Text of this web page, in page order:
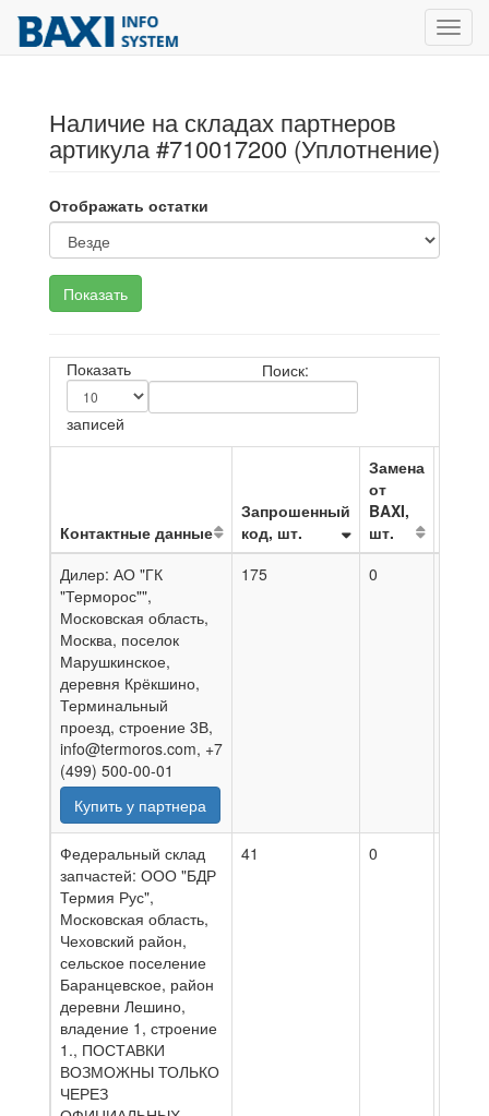
Наличие на складах партнеров
артикула #710017200 (Уплотнение)
Отображать остатки
Показать
записей
Поиск:
Контактные данные
Запрошенный
код, шт.
Замена
от
BAXI,
шт.
Дилер: АО "ГК
"Терморос"",
Московская область,
Москва, поселок
Марушкинское,
деревня Крёкшино,
Терминальный
проезд, строение 3В,
info@termoros.com, +7
(499) 500-00-01
Купить у партнера
175 0
Федеральный склад
запчастей: ООО "БДР
Термия Рус",
Московская область,
Чеховский район,
сельское поселение
Баранцевское, район
деревни Лешино,
владение 1, строение
1., ПОСТАВКИ
ВОЗМОЖНЫ ТОЛЬКО
ЧЕРЕЗ
41 0